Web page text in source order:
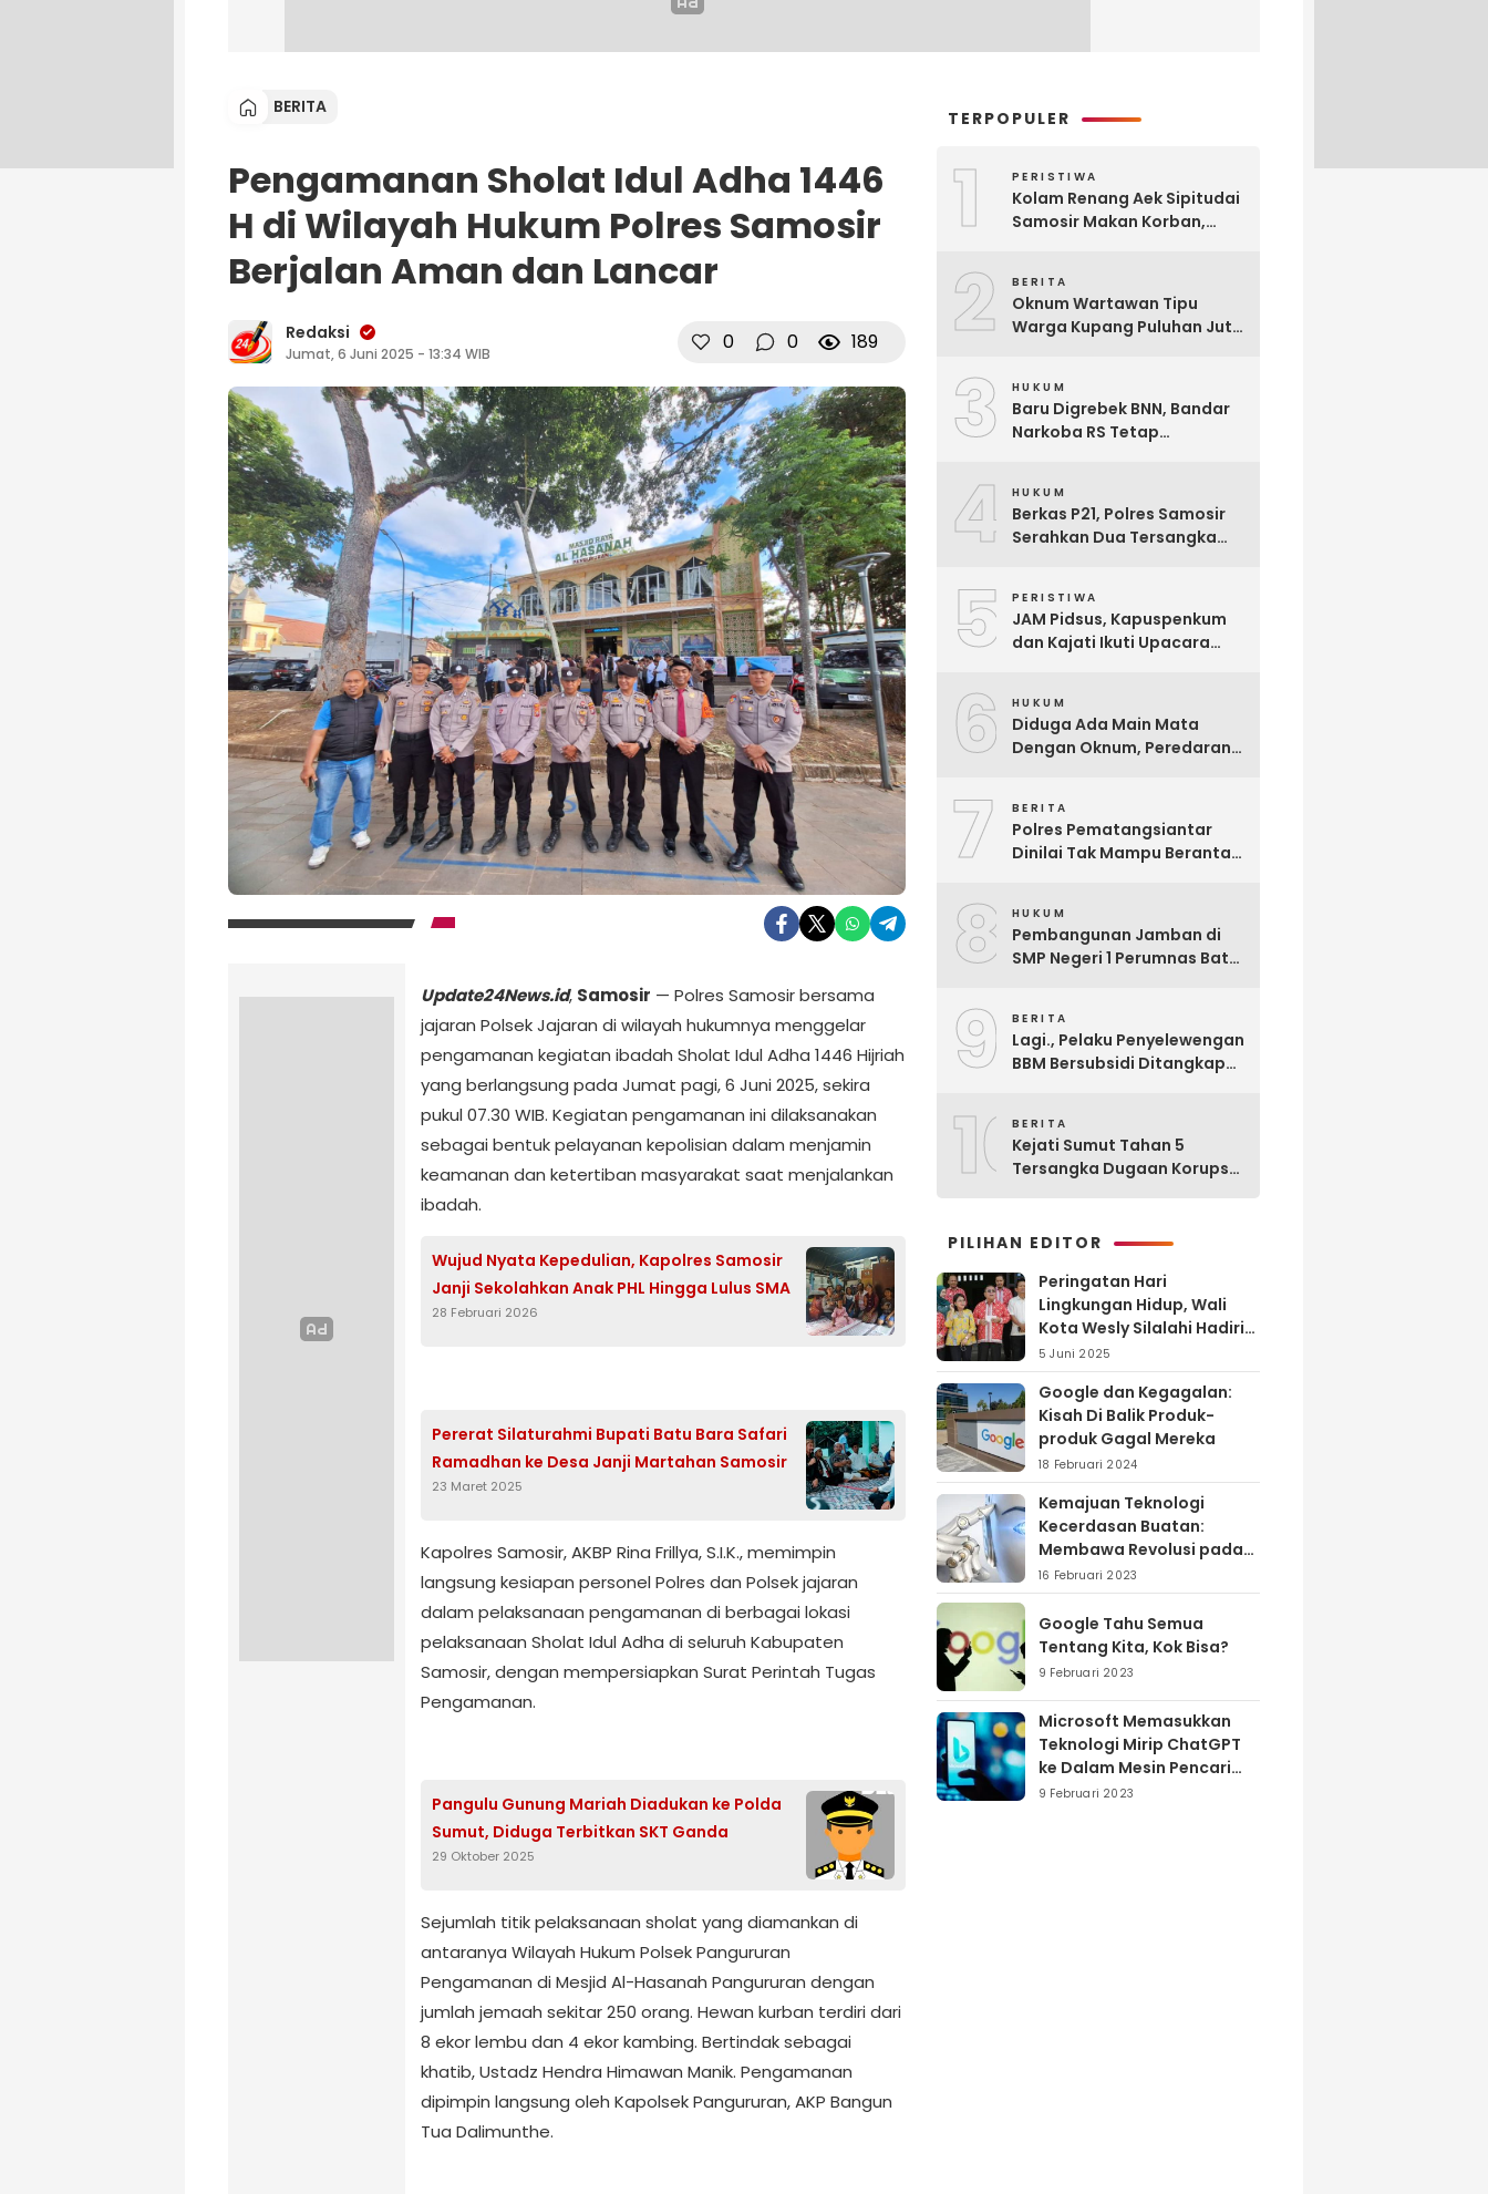
BERITA
Pengamanan Sholat Idul Adha 1446
H di Wilayah Hukum Polres Samosir
Berjalan Aman dan Lancar
Redaksi
Jumat, 6 Juni 2025 - 13:34 WIB 0 0 189
Update24News.id, Samosir — Polres Samosir bersama
jajaran Polsek Jajaran di wilayah hukumnya menggelar
pengamanan kegiatan ibadah Sholat Idul Adha 1446 Hijriah
yang berlangsung pada Jumat pagi, 6 Juni 2025, sekira
pukul 07.30 WIB. Kegiatan pengamanan ini dilaksanakan
sebagai bentuk pelayanan kepolisian dalam menjamin
keamanan dan ketertiban masyarakat saat menjalankan
ibadah.
Wujud Nyata Kepedulian, Kapolres Samosir
Janji Sekolahkan Anak PHL Hingga Lulus SMA
28 Februari 2026
Pererat Silaturahmi Bupati Batu Bara Safari
Ramadhan ke Desa Janji Martahan Samosir
23 Maret 2025
Kapolres Samosir, AKBP Rina Frillya, S.I.K., memimpin
langsung kesiapan personel Polres dan Polsek jajaran
dalam pelaksanaan pengamanan di berbagai lokasi
pelaksanaan Sholat Idul Adha di seluruh Kabupaten
Samosir, dengan mempersiapkan Surat Perintah Tugas
Pengamanan.
Pangulu Gunung Mariah Diadukan ke Polda
Sumut, Diduga Terbitkan SKT Ganda
29 Oktober 2025
Sejumlah titik pelaksanaan sholat yang diamankan di
antaranya Wilayah Hukum Polsek Pangururan
Pengamanan di Mesjid Al-Hasanah Pangururan dengan
jumlah jemaah sekitar 250 orang. Hewan kurban terdiri dari
8 ekor lembu dan 4 ekor kambing. Bertindak sebagai
khatib, Ustadz Hendra Himawan Manik. Pengamanan
dipimpin langsung oleh Kapolsek Pangururan, AKP Bangun
Tua Dalimunthe.
TERPOPULER
1 PERISTIWA
Kolam Renang Aek Sipitudai
Samosir Makan Korban,
2 BERITA
Oknum Wartawan Tipu
Warga Kupang Puluhan Juta
3 HUKUM
Baru Digrebek BNN, Bandar
Narkoba RS Tetap
4 HUKUM
Berkas P21, Polres Samosir
Serahkan Dua Tersangka
Korupsinya
5 PERISTIWA
JAM Pidsus, Kapuspenkum
dan Kajati Ikuti Upacara
Ginting yang Gugur Saat
Tugas
6 HUKUM
Diduga Ada Main Mata
Dengan Oknum, Peredaran
7 BERITA
Polres Pematangsiantar
Dinilai Tak Mampu Berantas
Turun Tangan
8 HUKUM
Pembangunan Jamban di
SMP Negeri 1 Perumnas Batu
9 BERITA
Lagi., Pelaku Penyelewengan
BBM Bersubsidi Ditangkap
10BERITA
Kejati Sumut Tahan 5
Tersangka Dugaan Korupsi
PILIHAN EDITOR
Peringatan Hari
Lingkungan Hidup, Wali
Kota Wesly Silalahi Hadiri
Penyerahan dan
Penyiraman Eco Enzyme di
TPA Tanjung Pinggir
5 Juni 2025
Google dan Kegagalan:
Kisah Di Balik Produk-
produk Gagal Mereka
18 Februari 2024
Kemajuan Teknologi
Kecerdasan Buatan:
Membawa Revolusi pada
Industri dan Masyarakat
16 Februari 2023
Google Tahu Semua
Tentang Kita, Kok Bisa?
9 Februari 2023
Microsoft Memasukkan
Teknologi Mirip ChatGPT
ke Dalam Mesin Pencari
Bing
9 Februari 2023